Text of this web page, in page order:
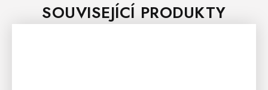
SOUVISEJÍCÍ PRODUKTY